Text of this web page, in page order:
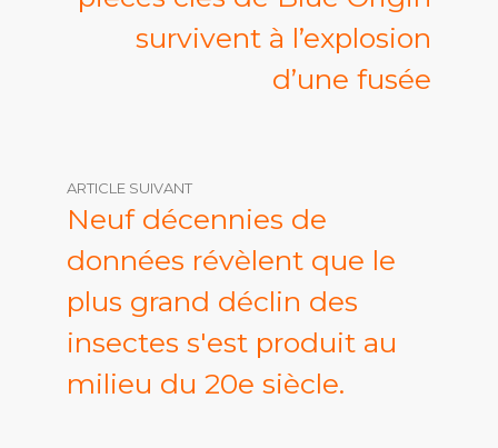
survivent à l’explosion
d’une fusée
ARTICLE SUIVANT
Neuf décennies de
données révèlent que le
plus grand déclin des
insectes s'est produit au
milieu du 20e siècle.